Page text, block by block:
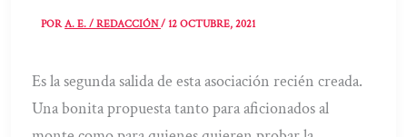
PORA. E. / REDACCIÓN/12 OCTUBRE, 2021
Es la segunda salida de esta asociación recién creada.
Una bonita propuesta tanto para aficionados al